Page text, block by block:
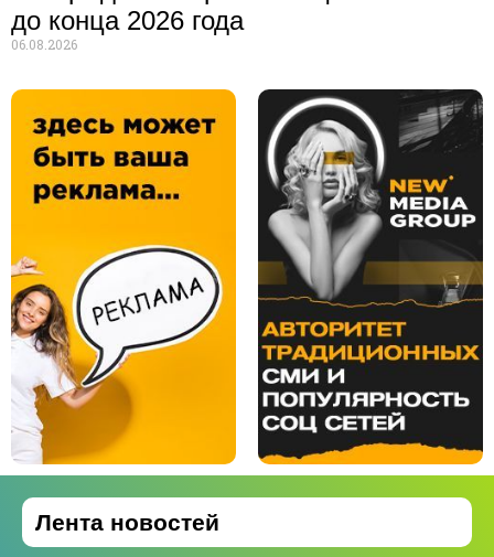
до конца 2026 года
06.08.2026
Лента новостей